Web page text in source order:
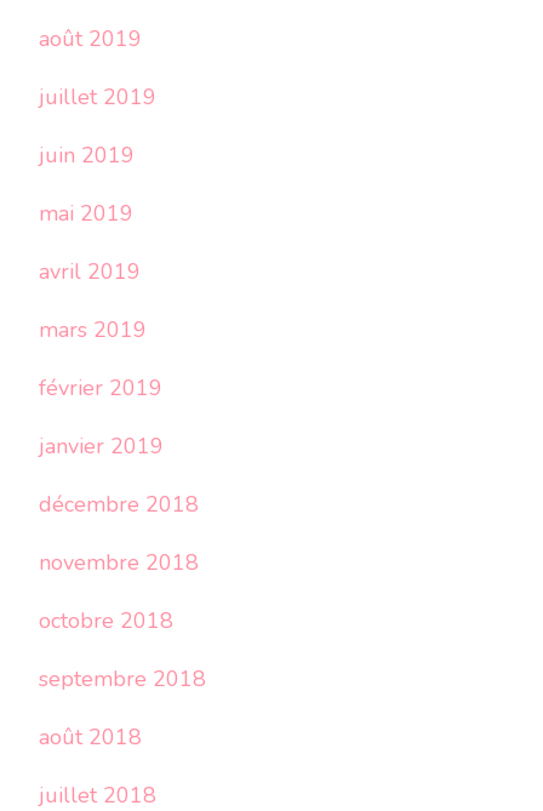
août 2019
juillet 2019
juin 2019
mai 2019
avril 2019
mars 2019
février 2019
janvier 2019
décembre 2018
novembre 2018
octobre 2018
septembre 2018
août 2018
juillet 2018